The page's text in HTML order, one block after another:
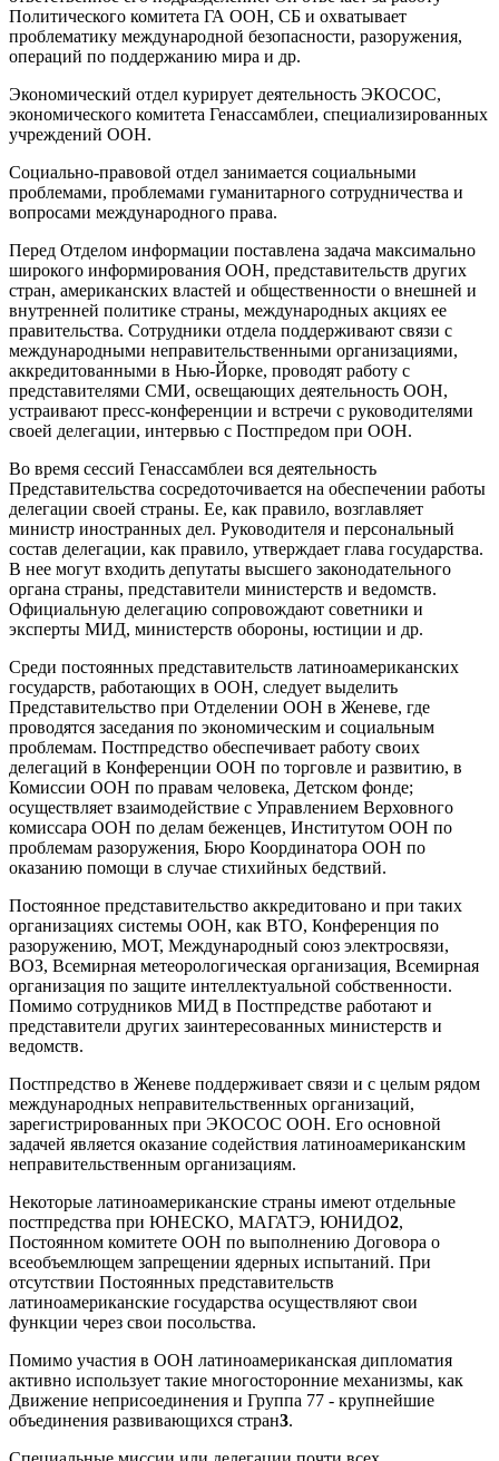
Политического комитета ГА ООН, СБ и охватывает
проблематику международной безопасности, разоружения,
операций по поддержанию мира и др.
Экономический отдел курирует деятельность ЭКОСОС,
экономического комитета Генассамблеи, специализированных
учреждений ООН.
Социально-правовой отдел занимается социальными
проблемами, проблемами гуманитарного сотрудничества и
вопросами международного права.
Перед Отделом информации поставлена задача максимально
широкого информирования ООН, представительств других
стран, американских властей и общественности о внешней и
внутренней политике страны, международных акциях ее
правительства. Сотрудники отдела поддерживают связи с
международными неправительственными организациями,
аккредитованными в Нью-Йорке, проводят работу с
представителями СМИ, освещающих деятельность ООН,
устраивают пресс-конференции и встречи с руководителями
своей делегации, интервью с Постпредом при ООН.
Во время сессий Генассамблеи вся деятельность
Представительства сосредоточивается на обеспечении работы
делегации своей страны. Ее, как правило, возглавляет
министр иностранных дел. Руководителя и персональный
состав делегации, как правило, утверждает глава государства.
В нее могут входить депутаты высшего законодательного
органа страны, представители министерств и ведомств.
Официальную делегацию сопровождают советники и
эксперты МИД, министерств обороны, юстиции и др.
Среди постоянных представительств латиноамериканских
государств, работающих в ООН, следует выделить
Представительство при Отделении ООН в Женеве, где
проводятся заседания по экономическим и социальным
проблемам. Постпредство обеспечивает работу своих
делегаций в Конференции ООН по торговле и развитию, в
Комиссии ООН по правам человека, Детском фонде;
осуществляет взаимодействие с Управлением Верховного
комиссара ООН по делам беженцев, Институтом ООН по
проблемам разоружения, Бюро Координатора ООН по
оказанию помощи в случае стихийных бедствий.
Постоянное представительство аккредитовано и при таких
организациях системы ООН, как ВТО, Конференция по
разоружению, МОТ, Международный союз электросвязи,
ВОЗ, Всемирная метеорологическая организация, Всемирная
организация по защите интеллектуальной собственности.
Помимо сотрудников МИД в Постпредстве работают и
представители других заинтересованных министерств и
ведомств.
Постпредство в Женеве поддерживает связи и с целым рядом
международных неправительственных организаций,
зарегистрированных при ЭКОСОС ООН. Его основной
задачей является оказание содействия латиноамериканским
неправительственным организациям.
Некоторые латиноамериканские страны имеют отдельные
постпредства при ЮНЕСКО, МАГАТЭ, ЮНИДО2,
Постоянном комитете ООН по выполнению Договора о
всеобъемлющем запрещении ядерных испытаний. При
отсутствии Постоянных представительств
латиноамериканские государства осуществляют свои
функции через свои посольства.
Помимо участия в ООН латиноамериканская дипломатия
активно использует такие многосторонние механизмы, как
Движение неприсоединения и Группа 77 - крупнейшие
объединения развивающихся стран3.